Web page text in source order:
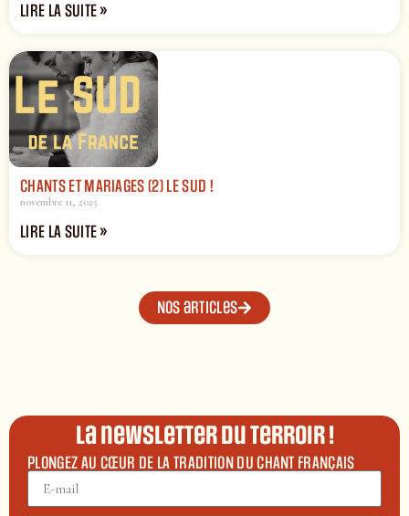
LIRE LA SUITE »
CHANTS ET MARIAGES (2) LE SUD !
novembre 11, 2025
LIRE LA SUITE »
Nos articles
La newsletter du terroir !
PLONGEZ AU CŒUR DE LA TRADITION DU CHANT FRANÇAIS